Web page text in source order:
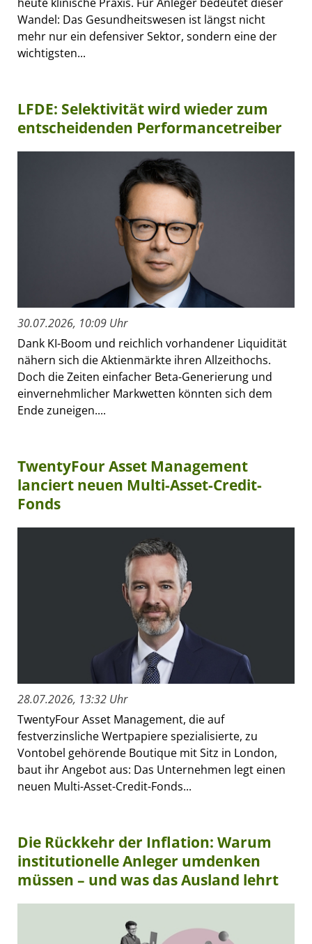
Wandel: Das Gesundheitswesen ist längst nicht
mehr nur ein defensiver Sektor, sondern eine der
wichtigsten...
LFDE: Selektivität wird wieder zum
entscheidenden Performancetreiber
30.07.2026, 10:09 Uhr
Dank KI-Boom und reichlich vorhandener Liquidität
nähern sich die Aktienmärkte ihren Allzeithochs.
Doch die Zeiten einfacher Beta-Generierung und
einvernehmlicher Markwetten könnten sich dem
Ende zuneigen....
TwentyFour Asset Management
lanciert neuen Multi-Asset-Credit-
Fonds
28.07.2026, 13:32 Uhr
TwentyFour Asset Management, die auf
festverzinsliche Wertpapiere spezialisierte, zu
Vontobel gehörende Boutique mit Sitz in London,
baut ihr Angebot aus: Das Unternehmen legt einen
neuen Multi-Asset-Credit-Fonds...
Die Rückkehr der Inflation: Warum
institutionelle Anleger umdenken
müssen – und was das Ausland lehrt